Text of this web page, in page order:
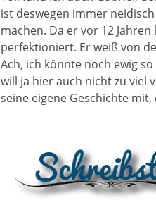
ist deswegen immer
machen. Da er vor 12
perfektioniert. Er weiß von
Ach, ich könnte noch ewig
will ja hier auch nicht zu viel
seine eigene Geschichte